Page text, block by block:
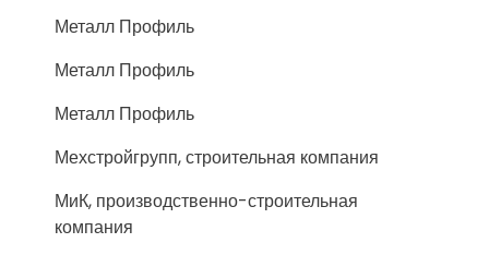
Металл Профиль
Металл Профиль
Металл Профиль
Мехстройгрупп, строительная компания
МиК, производственно-строительная
компания